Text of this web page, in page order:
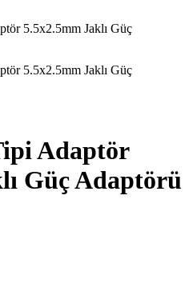
Adaptör
Güç Adaptörü